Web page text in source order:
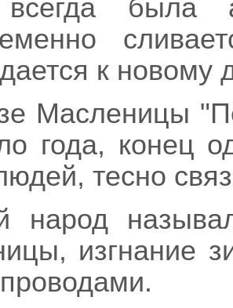
была
к новому
Масленицы
года, конец
тесно
народ
изгнание